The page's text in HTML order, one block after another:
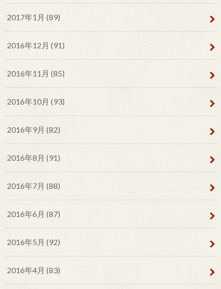
2017年1月 (89)
2016年12月 (91)
2016年11月 (85)
2016年10月 (93)
2016年9月 (82)
2016年8月 (91)
2016年7月 (88)
2016年6月 (87)
2016年5月 (92)
2016年4月 (83)